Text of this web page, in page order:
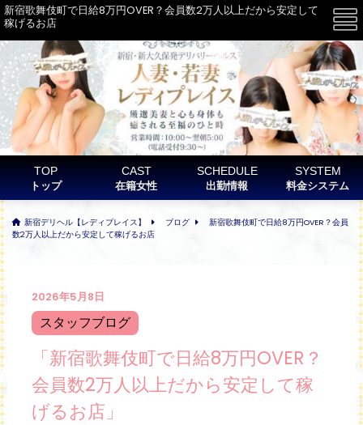
新宿歌舞伎町で日給8万円OVER？会員数2万人以上だから安定して
稼げるお店
TOP
トップ
CAST
在籍女性
SCHEDULE
出勤情報
SYSTEM
料金システム
新宿デリヘル【レディプレイス】 ブログ
新宿歌舞伎町で日給8万円OVER？会員
数2万人以上だから安定して稼げるお店
2026年5月8日
スタッフブログ
「新宿歌舞伎町で日給8万円OVER？
会員数2万人以上だから安定して稼
げるお店」
☰